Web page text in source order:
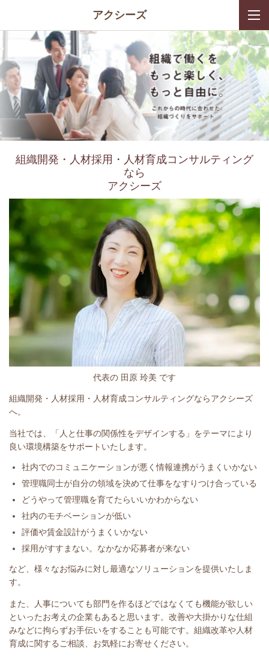
アクシーズ
組織開発・人材採用・人材育成コンサルティング
なら
アクシーズ
代表の 田原 玲美 です
組織開発・人材採用・人材育成コンサルティングならアクシーズ
へ。
当社では、「人と仕事の関係性をデザインする」をテーマにより
良い環境構築をサポートいたします。
社内でのコミュニケーションが悪く情報連携がうまくいかない
管理職同士が自分の領域を決めて仕事をなすりつけ合っている
どうやって管理職を育てたらいいかわからない
社内のモチベーションが低い
評価や賃金設計がうまくいかない
採用がすすまない。なかなか応募者が来ない
など、様々なお悩みに対し最適なソリューションを提供いたしま
す。
また、人事についても部門を作るほどではなくても機能が欲しい
といったお考えの企業もあると思います。改善や大掛かりな仕組
みなどに拘らずお手伝いをすることも可能です。組織改革や人材
育成に関するご相談、お気軽にお寄せください。